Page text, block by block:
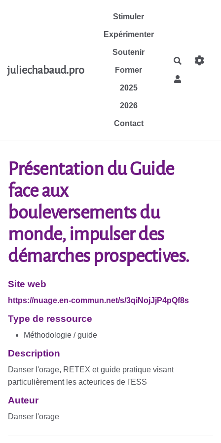
juliechabaud.pro
Stimuler
Expérimenter
Soutenir
Former
2025
2026
Contact
Rechercher
Présentation du Guide
face aux
bouleversements du
monde, impulser des
démarches prospectives.
Site web
https://nuage.en-commun.net/s/3qiNojJjP4pQf8s
Type de ressource
Méthodologie / guide
Description
Danser l'orage, RETEX et guide pratique visant
particulièrement les acteurices de l'ESS
Auteur
Danser l'orage